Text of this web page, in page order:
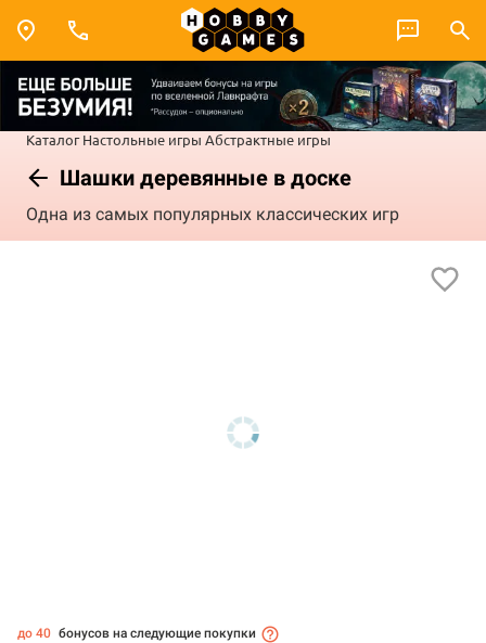
Каталог Настольные игры Абстрактные игры
Шашки деревянные в доске
Одна из самых популярных классических игр
до 40 бонусов на следующие покупки